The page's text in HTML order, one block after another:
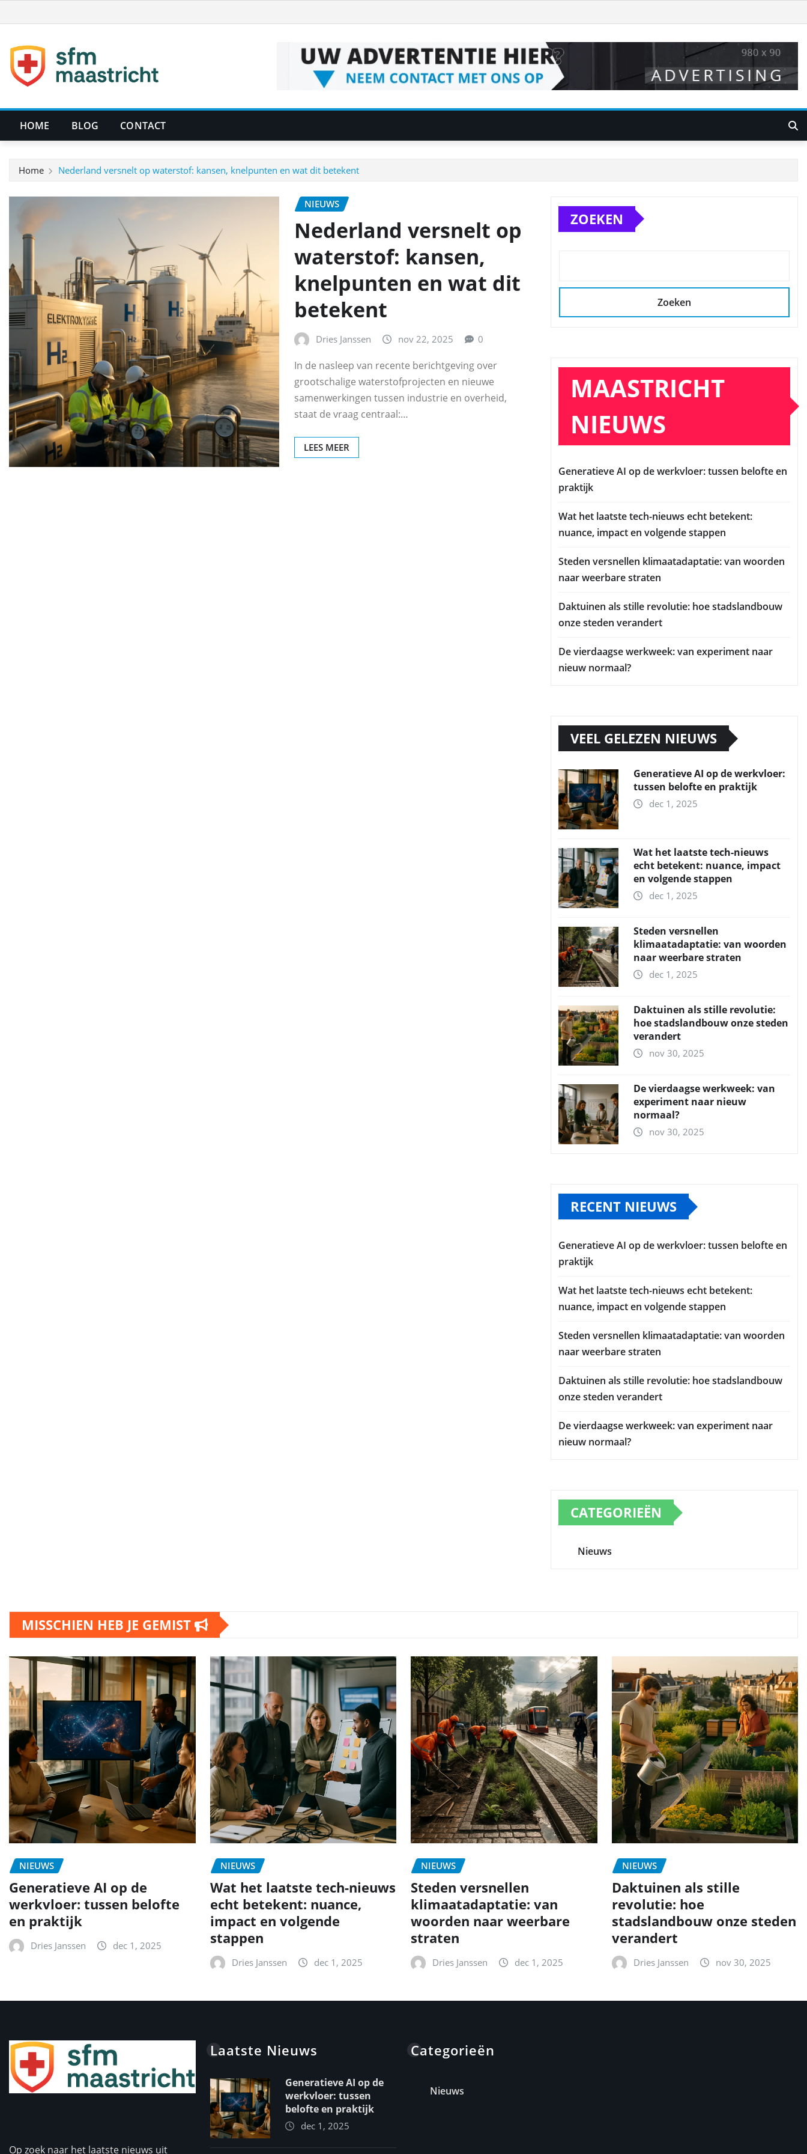
naar
inhoud
HOME BLOG CONTACT
Home Nederland versnelt op waterstof: kansen, knelpunten en wat dit betekent
NIEUWS
Nederland versnelt op
waterstof: kansen,
knelpunten en wat dit
betekent
Dries Janssen nov 22, 2025 0
In de nasleep van recente berichtgeving over
grootschalige waterstofprojecten en nieuwe
samenwerkingen tussen industrie en overheid,
staat de vraag centraal:…
LEES MEER
ZOEKEN
Zoeken
MAASTRICHT
NIEUWS
Generatieve AI op de werkvloer: tussen belofte en
praktijk
Wat het laatste tech-nieuws echt betekent:
nuance, impact en volgende stappen
Steden versnellen klimaatadaptatie: van woorden
naar weerbare straten
Daktuinen als stille revolutie: hoe stadslandbouw
onze steden verandert
De vierdaagse werkweek: van experiment naar
nieuw normaal?
VEEL GELEZEN NIEUWS
Generatieve AI op de werkvloer:
tussen belofte en praktijk
dec 1, 2025
Wat het laatste tech-nieuws
echt betekent: nuance, impact
en volgende stappen
dec 1, 2025
Steden versnellen
klimaatadaptatie: van woorden
naar weerbare straten
dec 1, 2025
Daktuinen als stille revolutie:
hoe stadslandbouw onze steden
verandert
nov 30, 2025
De vierdaagse werkweek: van
experiment naar nieuw
normaal?
nov 30, 2025
RECENT NIEUWS
Generatieve AI op de werkvloer: tussen belofte en
praktijk
Wat het laatste tech-nieuws echt betekent:
nuance, impact en volgende stappen
Steden versnellen klimaatadaptatie: van woorden
naar weerbare straten
Daktuinen als stille revolutie: hoe stadslandbouw
onze steden verandert
De vierdaagse werkweek: van experiment naar
nieuw normaal?
CATEGORIEËN
Nieuws
MISSCHIEN HEB JE GEMIST
NIEUWS
Generatieve AI op de
werkvloer: tussen belofte
en praktijk
Dries Janssen dec 1, 2025
NIEUWS
Wat het laatste tech-nieuws
echt betekent: nuance,
impact en volgende
stappen
Dries Janssen dec 1, 2025
NIEUWS
Steden versnellen
klimaatadaptatie: van
woorden naar weerbare
straten
Dries Janssen dec 1, 2025
NIEUWS
Daktuinen als stille
revolutie: hoe
stadslandbouw onze steden
verandert
Dries Janssen nov 30, 2025
Op zoek naar het laatste nieuws uit
Laatste Nieuws
Generatieve AI op de
werkvloer: tussen
belofte en praktijk
dec 1, 2025
Categorieën
Nieuws